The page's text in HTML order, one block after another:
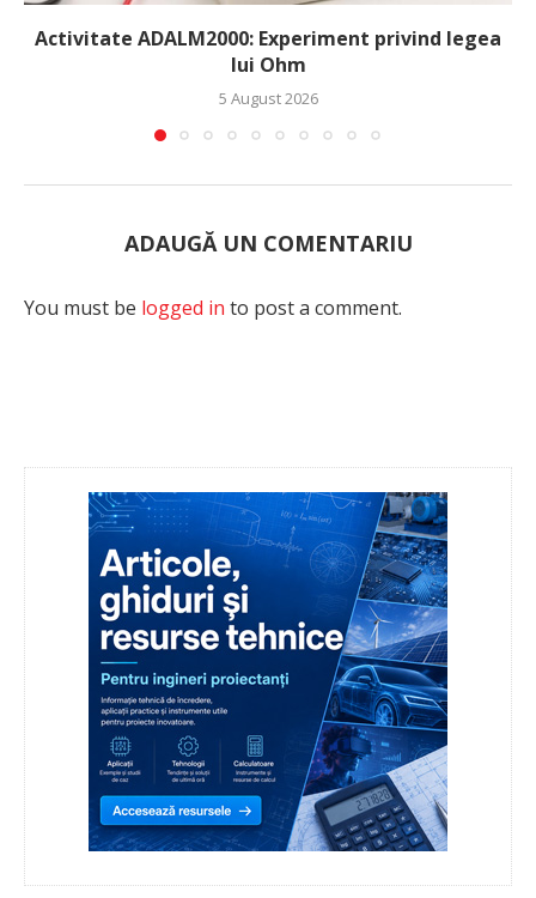
Activitate ADALM2000: Experiment privind legea
lui Ohm
5 August 2026
ADAUGĂ UN COMENTARIU
You must be logged in to post a comment.